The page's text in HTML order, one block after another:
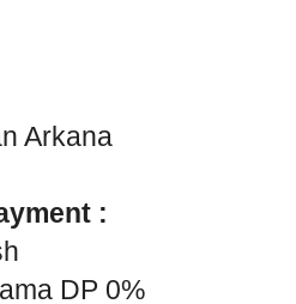
Arkana
:
DP 0%